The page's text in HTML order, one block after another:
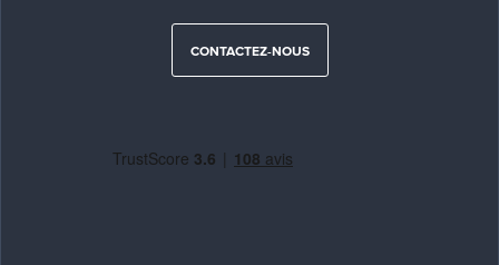
CONTACTEZ-NOUS